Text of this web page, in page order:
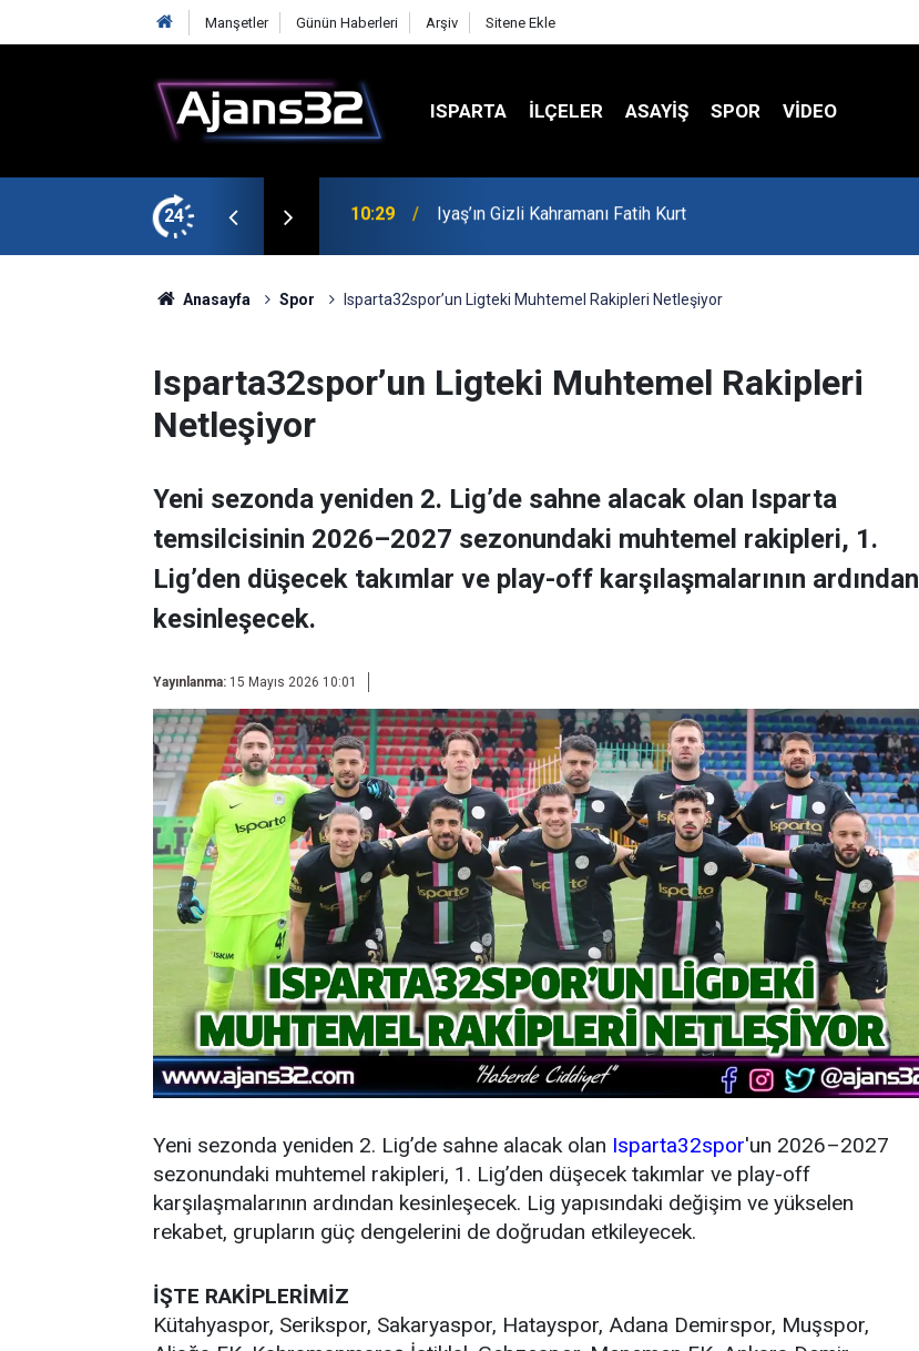
Manşetler Günün Haberleri Arşiv Sitene Ekle
ISPARTA İLÇELER ASAYİŞ SPOR VIDEO
24 00:52 Isparta'da Asker Eğlencesinde Kavga Çıktı
Anasayfa Spor Isparta32spor’un Ligteki Muhtemel Rakipleri Netleşiyor
Isparta32spor’un Ligteki Muhtemel Rakipleri
Netleşiyor
Yeni sezonda yeniden 2. Lig’de sahne alacak olan Isparta
temsilcisinin 2026–2027 sezonundaki muhtemel rakipleri, 1.
Lig’den düşecek takımlar ve play-off karşılaşmalarının ardından
kesinleşecek.
Yayınlanma: 15 Mayıs 2026 10:01
Yeni sezonda yeniden 2. Lig’de sahne alacak olan Isparta32spor'un 2026–2027
sezonundaki muhtemel rakipleri, 1. Lig’den düşecek takımlar ve play-off
karşılaşmalarının ardından kesinleşecek. Lig yapısındaki değişim ve yükselen
rekabet, grupların güç dengelerini de doğrudan etkileyecek.
İŞTE RAKİPLERİMİZ
Kütahyaspor, Serikspor, Sakaryaspor, Hatayspor, Adana Demirspor, Muşspor,